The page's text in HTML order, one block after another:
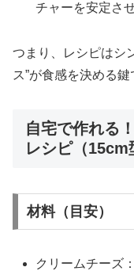
チャーを安定さ
つまり、レシピはシ
ス”が食感を決める鍵
自宅で作れる
レシピ（15cm
材料（目安）
クリームチーズ